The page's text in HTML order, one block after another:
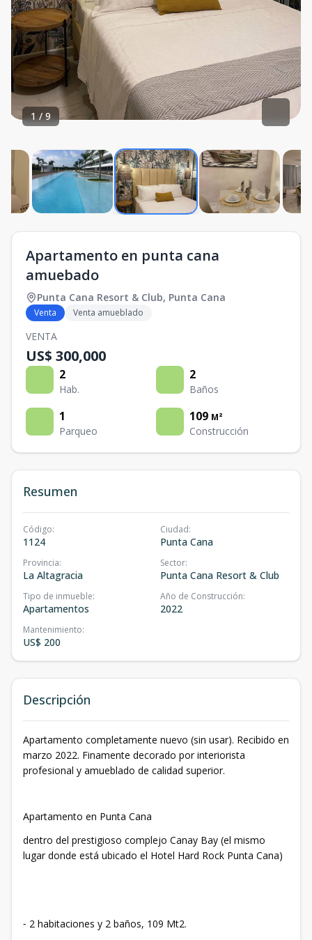
1/9
Apartamento en punta cana
amuebado
Punta Cana Resort & Club, Punta Cana
Venta Venta amueblado
VENTA
US$ 300,000
2
Hab.
2
Baños
1
Parqueo
109 M²
Construcción
Resumen
Código:
1124
Ciudad:
Punta Cana
Provincia:
La Altagracia
Sector:
Punta Cana Resort & Club
Tipo de inmueble:
Apartamentos
Año de Construcción:
2022
Mantenimiento:
US$ 200
Descripción
Apartamento completamente nuevo (sin usar). Recibido en
marzo 2022. Finamente decorado por interiorista
profesional y amueblado de calidad superior.
Apartamento en Punta Cana
dentro del prestigioso complejo Canay Bay (el mismo
lugar donde está ubicado el Hotel Hard Rock Punta Cana)
⁃ 2 habitaciones y 2 baños, 109 Mt2.